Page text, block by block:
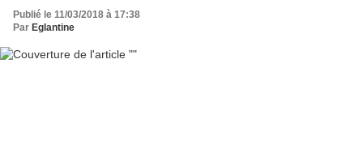
Publié le 11/03/2018 à 17:38
Par Eglantine